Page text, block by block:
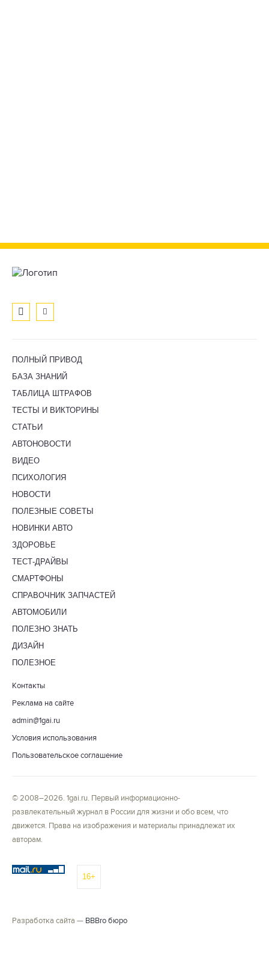
ПОЛНЫЙ ПРИВОД
БАЗА ЗНАНИЙ
ТАБЛИЦА ШТРАФОВ
ТЕСТЫ И ВИКТОРИНЫ
СТАТЬИ
АВТОНОВОСТИ
ВИДЕО
ПСИХОЛОГИЯ
НОВОСТИ
ПОЛЕЗНЫЕ СОВЕТЫ
НОВИНКИ АВТО
ЗДОРОВЬЕ
ТЕСТ-ДРАЙВЫ
СМАРТФОНЫ
СПРАВОЧНИК ЗАПЧАСТЕЙ
АВТОМОБИЛИ
ПОЛЕЗНО ЗНАТЬ
ДИЗАЙН
ПОЛЕЗНОЕ
Контакты
Реклама на сайте
admin@1gai.ru
Условия использования
Пользовательское соглашение
© 2008–2026. 1gai.ru. Первый информационно-
развлекательный журнал в России для жизни и обо всем, что
движется. Права на изображения и материалы принадлежат их
авторам.
16+
Разработка сайта — BBBro бюро